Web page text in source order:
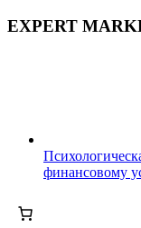
EXPERT
финансовому